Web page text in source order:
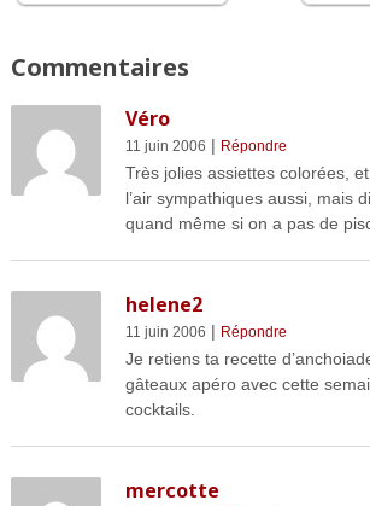
Commentaires
Véro
11 juin 2006 | Répondre
Très jolies assiettes colorées,
l’air sympathiques aussi, mais
quand même si on a pas de
helene2
11 juin 2006 | Répondre
Je retiens ta recette
gâteaux apéro avec cette
cocktails.
mercotte